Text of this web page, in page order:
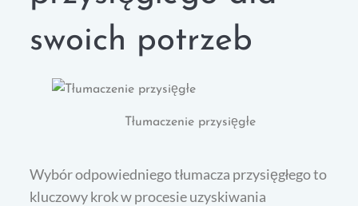
swoich potrzeb
Tłumaczenie przysięgłe
Wybór odpowiedniego tłumacza przysięgłego to
kluczowy krok w procesie uzyskiwania